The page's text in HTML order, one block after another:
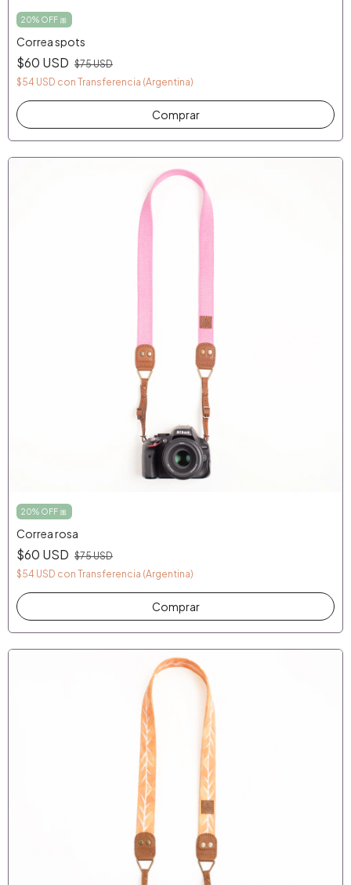
20% OFF 🎀
Correa spots
$60 USD $75 USD
$54 USD con Transferencia (Argentina)
20% OFF 🎀
Correa rosa
$60 USD $75 USD
$54 USD con Transferencia (Argentina)